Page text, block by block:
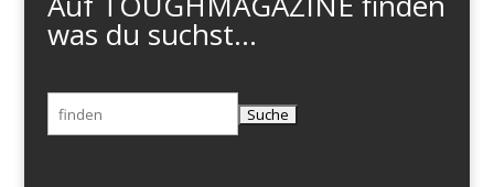
was du suchst...
Suchen
nach: